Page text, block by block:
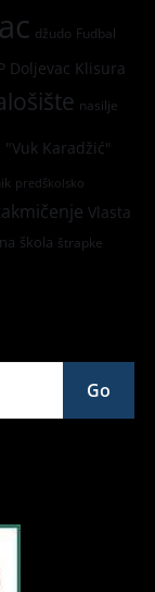
džudo Fudbal
Doljevac Klisura
nasilje
"Vuk Karadžić"
predškolsko
Vlasta
škola štrapke
Go